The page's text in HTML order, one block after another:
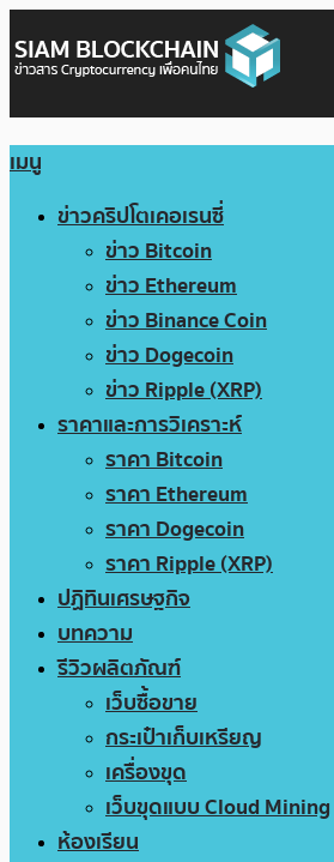
เมนู
ข่าวคริปโตเคอเรนซี่
ข่าว Bitcoin
ข่าว Ethereum
ข่าว Binance Coin
ข่าว Dogecoin
ข่าว Ripple (XRP)
ราคาและการวิเคราะห์
ราคา Bitcoin
ราคา Ethereum
ราคา Dogecoin
ราคา Ripple (XRP)
ปฏิทินเศรษฐกิจ
บทความ
รีวิวผลิตภัณฑ์
เว็บซื้อขาย
กระเป๋าเก็บเหรียญ
เครื่องขุด
เว็บขุดแบบ Cloud Mining
ห้องเรียน